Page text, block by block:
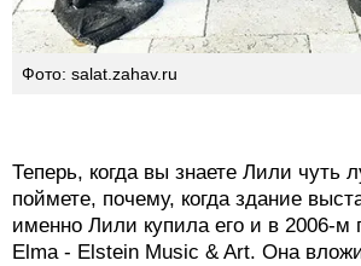
Фото: salat.zahav.ru
Теперь, когда вы знаете Лили чуть
поймете, почему, когда здание
именно Лили купила его и в 2006-м
Elma - Elstein Music & Art. Она